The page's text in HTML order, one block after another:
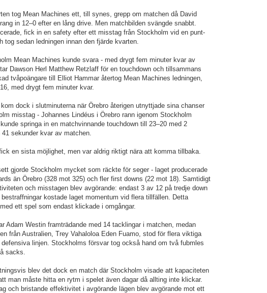
tog Mean Machines ett, till synes, grepp om matchen då David
in 12–0 efter en lång drive. Men matchbilden svängde snabbt.
fick in en safety efter ett misstag från Stockholm vid en punt-
tog sedan ledningen innan den fjärde kvarten.
Mean Machines kunde svara - med drygt fem minuter kvar av
Dawson Herl Matthew Retzlaff för en touchdown och tillsammans
tvåpoängare till Elliot Hammar återtog Mean Machines ledningen,
med drygt fem minuter kvar.
dock i slutminuterna när Örebro återigen utnyttjade sina chanser
misstag - Johannes Lindéus i Örebro rann igenom Stockholm
springa in en matchvinnande touchdown till 23–20 med 2
sekunder kvar av matchen.
en sista möjlighet, men var aldrig riktigt nära att komma tillbaka.
gjorde Stockholm mycket som räckte för seger - laget producerade
än Örebro (328 mot 325) och fler first downs (22 mot 18). Samtidigt
och misstagen blev avgörande: endast 3 av 12 på tredje down
kostade laget momentum vid flera tillfällen. Detta
ett spel som endast klickade i omgångar.
Adam Westin framträdande med 14 tacklingar i matchen, medan
från Australien, Trey Vahaloloa Eden Fuamo, stod för flera viktiga
linjen. Stockholms försvar tog också hand om två fubmles
sacks.
blev det dock en match där Stockholm visade att kapaciteten
man måste hitta en rytm i spelet även dagar då allting inte klickar.
och bristande effektivitet i avgörande lägen blev avgörande mot ett